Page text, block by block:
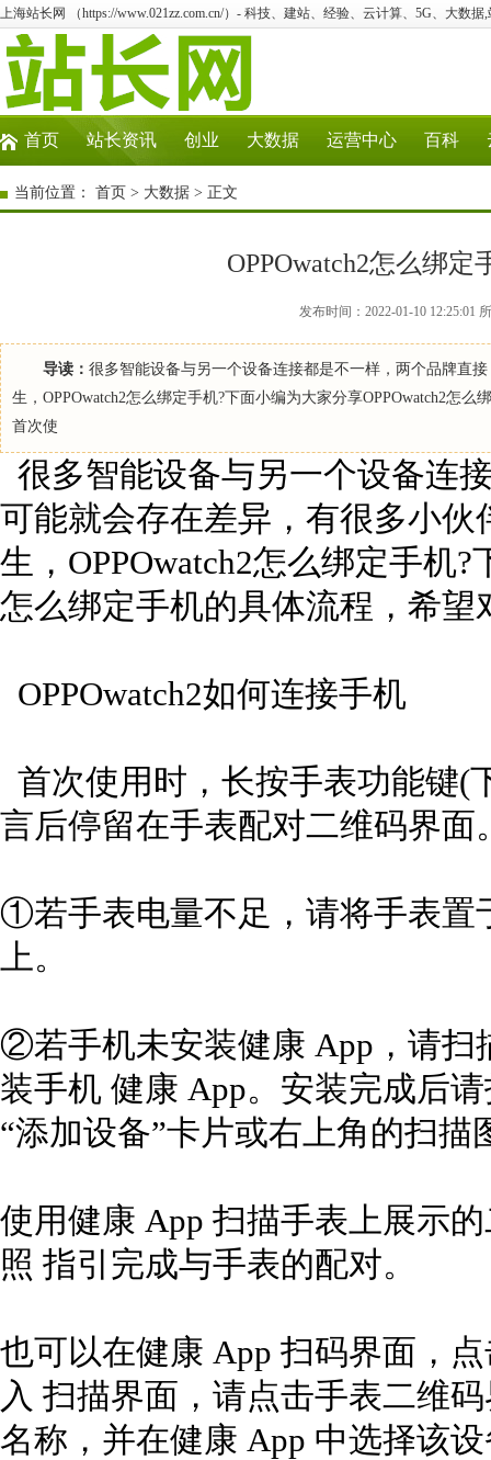
上海站长网 （https://www.021zz.com.cn/）- 科技、建站、经验、云计算、5G、大数据
首页 站长资讯 创业 大数据 运营中心 百科
当前位置： 首页 > 大数据 > 正文
OPPOwatch2怎么绑
发布时间：2022-01-10 12:25:01
导读： 很多智能设备与另一个设备连接都是不一样，两个品牌直
生，OPPOwatch2怎么绑定手机?下面小编为大家分享OPPOwatch2怎
首次使
很多智能设备与另一个设备连
可能就会存在差异，有很多小
生，OPPOwatch2怎么绑定手机
怎么绑定手机的具体流程，希望
OPPOwatch2如何连接手机
首次使用时，长按手表功能键(
言后停留在手表配对二维码界面
①若手表电量不足，请将手表置
上。
②若手机未安装健康 App，请扫
装手机 健康 App。安装完成后
“添加设备”卡片或右上角的扫描
使用健康 App 扫描手表上展示
照 指引完成与手表的配对。
也可以在健康 App 扫码界面，
入 扫描界面，请点击手表二维
名称，并在健康 App 中选择该